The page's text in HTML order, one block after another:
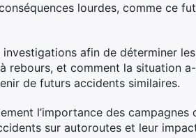
lourdes, comme ce
investigations afin de déterminer
rebours, et comment la situation
de futurs accidents similaires.
l’importance des
sur autoroutes et leur